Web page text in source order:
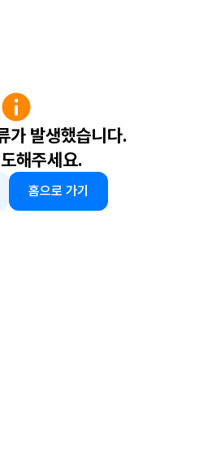
가 발생했습니다.
해주세요.
홈으로 가기